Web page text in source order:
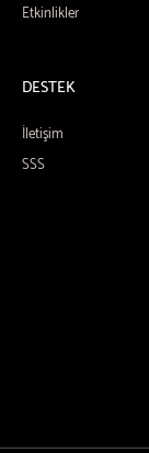
Etkinlikler
DESTEK
İletişim
SSS